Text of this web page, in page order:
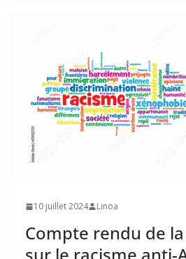
10 juillet 2024 Linoa
Compte rendu de